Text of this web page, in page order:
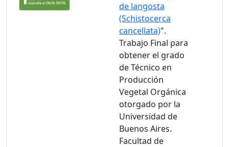
de langosta
(Schistocerca
cancellata)".
Trabajo Final para
obtener el grado
de Técnico en
Producción
Vegetal Orgánica
otorgado por la
Universidad de
Buenos Aires.
Facultad de